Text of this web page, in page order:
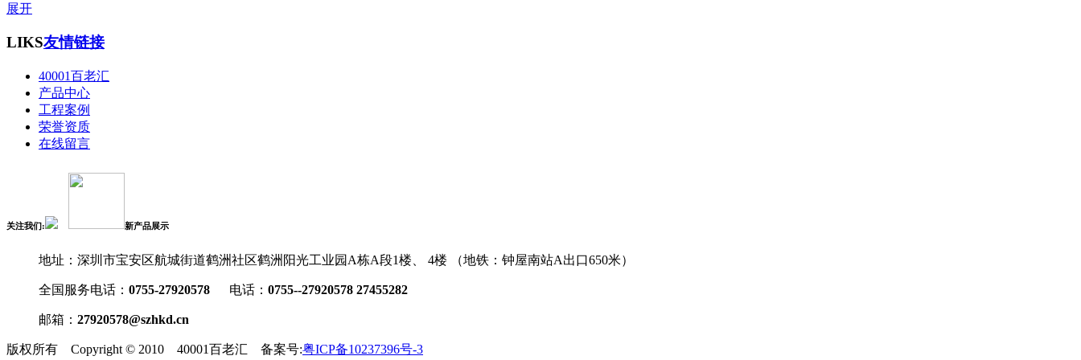
展开
LIKS友情链接
40001百老汇
产品中心
工程案例
荣誉资质
在线留言
关注我们: 新产品展示
地址：深圳市宝安区航城街道鹤洲社区鹤洲阳光工业园A栋A段1楼、 4楼 （地铁：钟屋南站A出口650米）
全国服务电话： 0755-27920578 电话： 0755--27920578 27455282
邮箱： 27920578@szhkd.cn
版权所有 Copyright © 2010 40001百老汇 备案号:粤ICP备10237396号-3